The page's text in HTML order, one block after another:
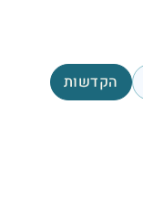
הקדשות